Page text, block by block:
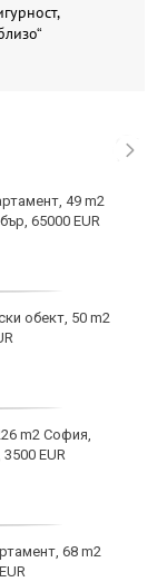
49 m2
65000 EUR
обект, 50 m2
m2 София,
EUR
68 m2